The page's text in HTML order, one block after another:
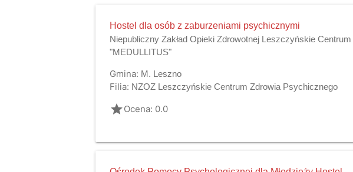
Hostel dla osób z zaburzeniami psychicznymi
Niepubliczny Zakład Opieki Zdrowotnej Leszczyńskie
"MEDULLITUS"
Gmina: M. Leszno
Filia: NZOZ Leszczyńskie Centrum Zdrowia Psychicznego
gradeOcena: 0.0